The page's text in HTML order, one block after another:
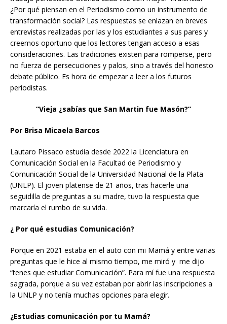
¿Por qué piensan en el Periodismo como un instrumento de
transformación social? Las respuestas se enlazan en breves
entrevistas realizadas por las y los estudiantes a sus pares y
creemos oportuno que los lectores tengan acceso a esas
consideraciones. Las tradiciones existen para romperse, pero
no fuerza de persecuciones y palos, sino a través del honesto
debate público. Es hora de empezar a leer a los futuros
periodistas.
“Vieja ¿sabías que San Martin fue Masón?”
Por Brisa Micaela Barcos
Lautaro Pissaco estudia desde 2022 la Licenciatura en
Comunicación Social en la Facultad de Periodismo y
Comunicación Social de la Universidad Nacional de la Plata
(UNLP). El joven platense de 21 años, tras hacerle una
seguidilla de preguntas a su madre, tuvo la respuesta que
marcaría el rumbo de su vida.
¿ Por qué estudias Comunicación?
Porque en 2021 estaba en el auto con mi Mamá y entre varias
preguntas que le hice al mismo tiempo, me miró y me dijo
“tenes que estudiar Comunicación”. Para mí fue una respuesta
sagrada, porque a su vez estaban por abrir las inscripciones a
la UNLP y no tenía muchas opciones para elegir.
¿Estudias comunicación por tu Mamá?